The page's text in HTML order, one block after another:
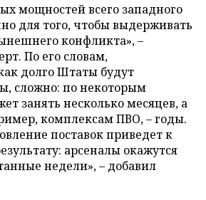
мощностей всего западного
для того, чтобы выдерживать
конфликта», –
По его словам,
долго Штаты будут
сложно: по некоторым
занять несколько месяцев, а
комплексам ПВО, – годы.
поставок приведет к
арсеналы окажутся
недели», – добавил